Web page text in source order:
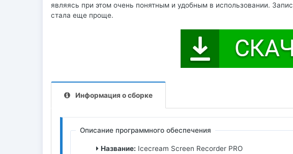
являясь при этом очень понятным и удобным в использовании.
стала еще проще.
Информация о сборке
Описание программного обеспечения
Название: Icecream Screen Recorder PRO